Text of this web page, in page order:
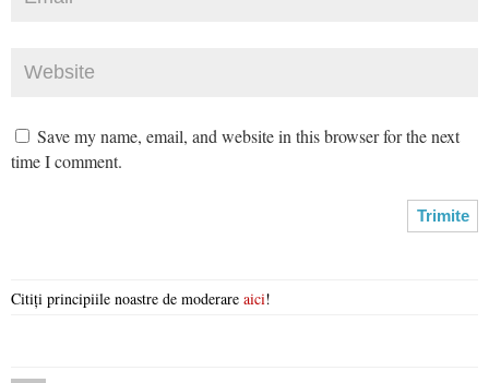
Save my name, email, and website in this browser for the next
time I comment.
Citiți principiile noastre de moderare aici!